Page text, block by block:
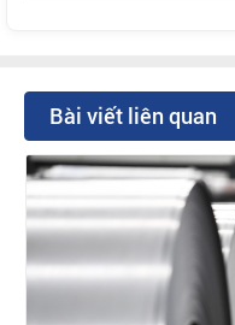
Bài viết liên quan